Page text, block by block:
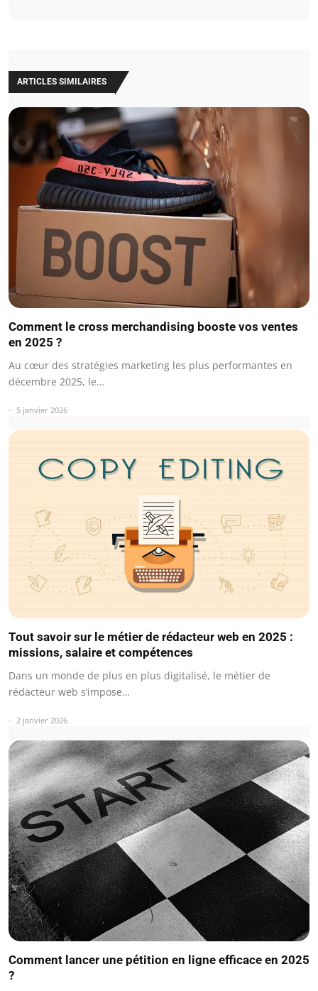
ARTICLES SIMILAIRES
Comment le cross merchandising booste vos ventes
en 2025 ?
Au cœur des stratégies marketing les plus performantes en
décembre 2025, le…
5 janvier 2026
Tout savoir sur le métier de rédacteur web en 2025 :
missions, salaire et compétences
Dans un monde de plus en plus digitalisé, le métier de
rédacteur web s’impose…
2 janvier 2026
Comment lancer une pétition en ligne efficace en 2025
?